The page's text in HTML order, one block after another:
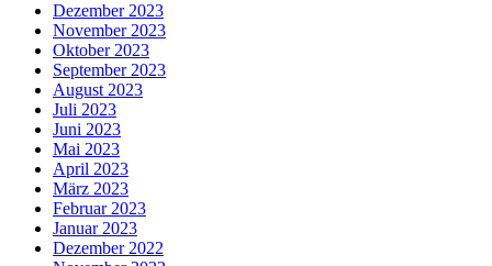
Dezember 2023
November 2023
Oktober 2023
September 2023
August 2023
Juli 2023
Juni 2023
Mai 2023
April 2023
März 2023
Februar 2023
Januar 2023
Dezember 2022